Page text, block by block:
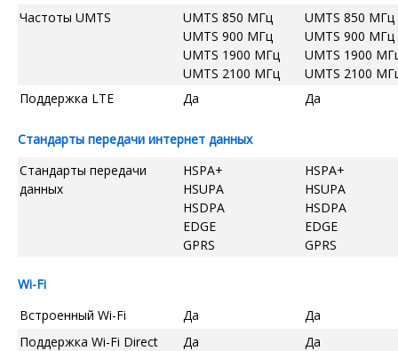
Частоты UMTS
UMTS 850 МГц
UMTS 900 МГц
UMTS 1900 МГц
UMTS 2100 МГц
UMTS 850 МГц
UMTS 900 МГц
UMTS 1900
UMTS 2100
Поддержка LTE
Да Да
Стандарты передачи интернет данных
Стандарты передачи
данных
HSPA+
HSUPA
HSDPA
EDGE
GPRS
HSPA+
HSUPA
HSDPA
EDGE
GPRS
Wi-Fi
Встроенный Wi-Fi
Да
Да
Поддержка Wi-Fi Direct
Да Да